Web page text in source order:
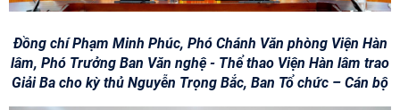
Đồng chí Phạm Minh Phúc, Phó Chánh Văn phòng Viện Hàn
lâm, Phó Trưởng Ban Văn nghệ - Thể thao Viện Hàn lâm trao
Giải Ba cho kỳ thủ Nguyễn Trọng Bắc, Ban Tổ chức – Cán bộ